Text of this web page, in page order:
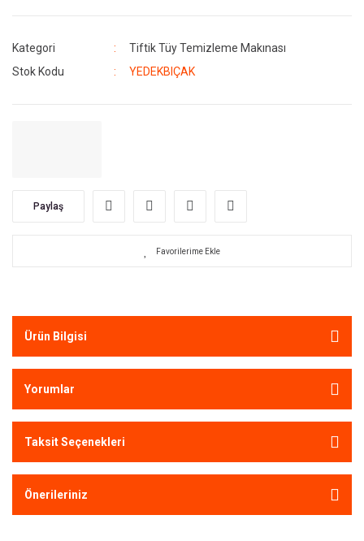
Kategori
Tiftik Tüy Temizleme Makınası
Stok Kodu
YEDEKBIÇAK
Paylaş
Ürün Bilgisi
Yorumlar
Taksit Seçenekleri
Önerileriniz